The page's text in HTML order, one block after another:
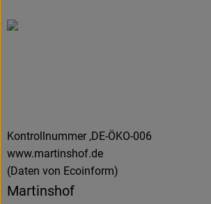
Kontrollnummer ,DE-ÖKO-006
www.martinshof.de
(Daten von Ecoinform)
Martinshof